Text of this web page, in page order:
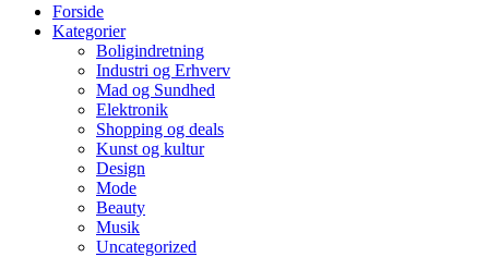
Forside
Kategorier
Boligindretning
Industri og Erhverv
Mad og Sundhed
Elektronik
Shopping og deals
Kunst og kultur
Design
Mode
Beauty
Musik
Uncategorized